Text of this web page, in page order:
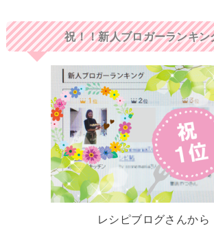
祝！！新人ブロガーランキン
レシピブログさんから